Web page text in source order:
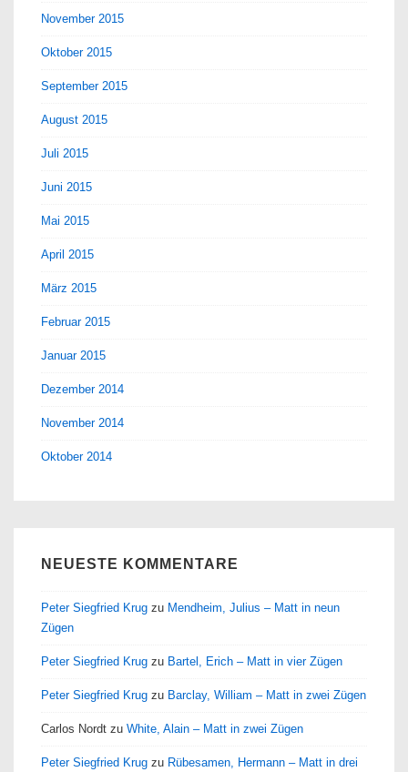
November 2015
Oktober 2015
September 2015
August 2015
Juli 2015
Juni 2015
Mai 2015
April 2015
März 2015
Februar 2015
Januar 2015
Dezember 2014
November 2014
Oktober 2014
NEUESTE KOMMENTARE
Peter Siegfried Krug zu Mendheim, Julius – Matt in neun
Zügen
Peter Siegfried Krug zu Bartel, Erich – Matt in vier Zügen
Peter Siegfried Krug zu Barclay, William – Matt in zwei Zügen
Carlos Nordt zu White, Alain – Matt in zwei Zügen
Peter Siegfried Krug zu Rübesamen, Hermann – Matt in drei